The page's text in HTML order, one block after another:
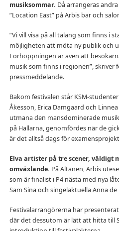
musiksommar. Då arrangeras
”Location East” på Arbis bar och
”Vi vill visa på all talang som finns i
möjligheten att möta ny publik och
Förhoppningen är även att
musik som finns i regionen”, skriver
pressmeddelande.
Bakom festivalen står KSM-
Åkesson, Erica Damgaard och
utmana den mansdominerade
på Hallarna, genomfördes när de
är det alltså dags för
Elva artister på tre scener, väldigt
omväxlande. På Altanen, Arbis
som är finalist i P4 nästa med nya
Sam Sina och singelaktuella Anna de
Festivalarrangörerna har
där det dessutom är lätt att hitta till